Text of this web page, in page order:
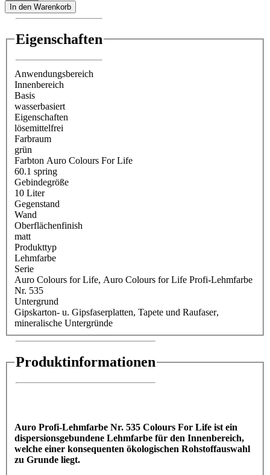
In den Warenkorb
Eigenschaften
Anwendungsbereich
Innenbereich
Basis
wasserbasiert
Eigenschaften
lösemittelfrei
Farbraum
grün
Farbton Auro Colours For Life
60.1 spring
Gebindegröße
10 Liter
Gegenstand
Wand
Oberflächenfinish
matt
Produkttyp
Lehmfarbe
Serie
Auro Colours for Life, Auro Colours for Life Profi-Lehmfarbe
Nr. 535
Untergrund
Gipskarton- u. Gipsfaserplatten, Tapete und Raufaser,
mineralische Untergründe
Produktinformationen
Auro Profi-Lehmfarbe Nr. 535 Colours For Life ist ein
dispersionsgebundene Lehmfarbe für den Innenbereich,
welche einer konsequenten ökologischen Rohstoffauswahl
zu Grunde liegt.